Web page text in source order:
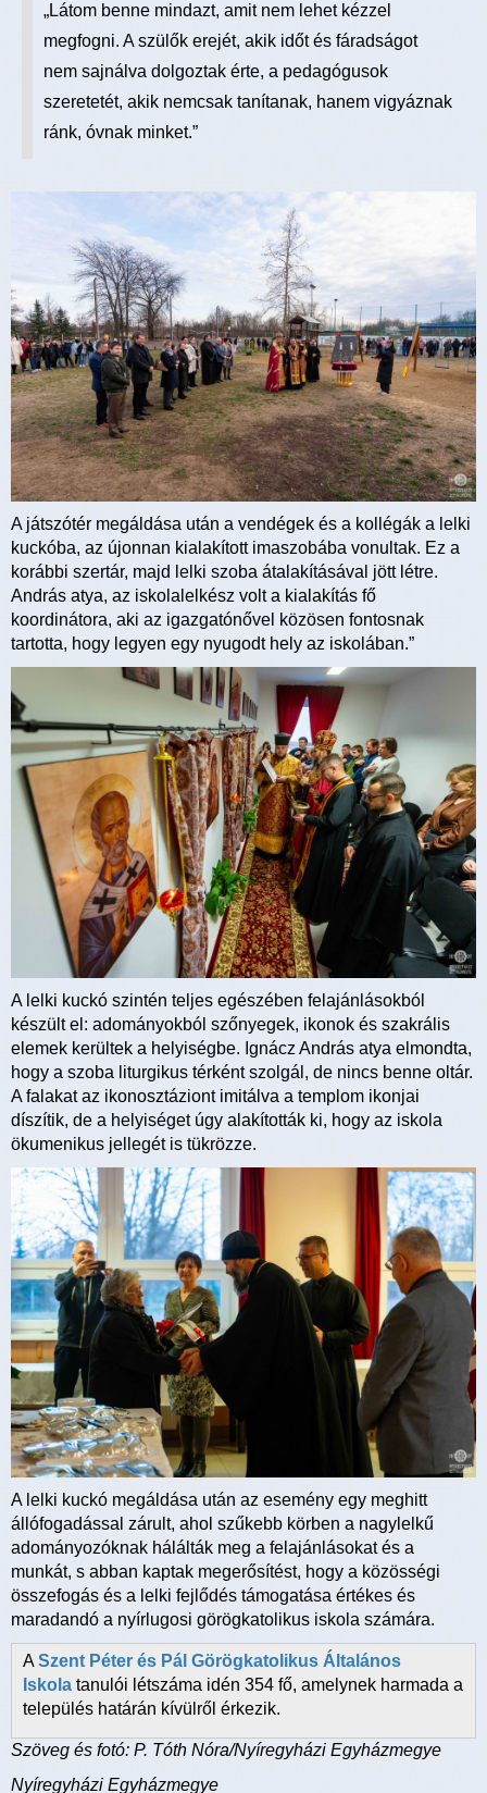
„Látom benne mindazt, amit nem lehet kézzel
megfogni. A szülők erejét, akik időt és fáradságot
nem sajnálva dolgoztak érte, a pedagógusok
szeretetét, akik nemcsak tanítanak, hanem vigyáznak
ránk, óvnak minket.”
A játszótér megáldása után a vendégek és a kollégák a lelki
kuckóba, az újonnan kialakított imaszobába vonultak. Ez a
korábbi szertár, majd lelki szoba átalakításával jött létre.
András atya, az iskolalelkész volt a kialakítás fő
koordinátora, aki az igazgatónővel közösen fontosnak
tartotta, hogy legyen egy nyugodt hely az iskolában.”
A lelki kuckó szintén teljes egészében felajánlásokból
készült el: adományokból szőnyegek, ikonok és szakrális
elemek kerültek a helyiségbe. Ignácz András atya elmondta,
hogy a szoba liturgikus térként szolgál, de nincs benne oltár.
A falakat az ikonosztáziont imitálva a templom ikonjai
díszítik, de a helyiséget úgy alakították ki, hogy az iskola
ökumenikus jellegét is tükrözze.
A lelki kuckó megáldása után az esemény egy meghitt
állófogadással zárult, ahol szűkebb körben a nagylelkű
adományozóknak hálálták meg a felajánlásokat és a
munkát, s abban kaptak megerősítést, hogy a közösségi
összefogás és a lelki fejlődés támogatása értékes és
maradandó a nyírlugosi görögkatolikus iskola számára.
ASzent Péter és Pál Görögkatolikus Általános
Iskola tanulói létszáma idén 354 fő, amelynek harmada a
település határán kívülről érkezik.
Szöveg és fotó: P. Tóth Nóra/Nyíregyházi Egyházmegye
Nyíregyházi Egyházmegye